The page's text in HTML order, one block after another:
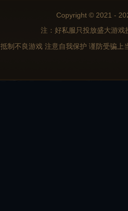
Copyright © 2021 -
注：好私服只投放盛大游
抵制不良游戏 注意自我保护 谨防受骗